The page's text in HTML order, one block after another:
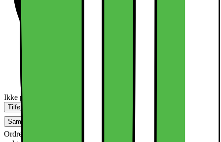
Ikke på lager i butik
Tilføj til kurv
Sammenlign
Ordre, retur og reklamationer håndteres af sælger - læs om denne